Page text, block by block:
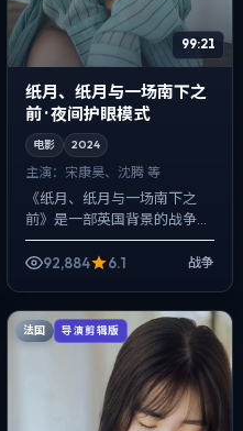
99:21
纸月、纸月与一场南下之
前 · 夜间护眼模式
电影 2024
主演： 宋康昊、沈腾 等
《纸月、纸月与一场南下之
前》是一部英国背景的战争作
品，2024年公映，由王家卫
执导，宋康昊、沈腾、马伊琍
92,884 6.1 战争
法国 导演剪辑版